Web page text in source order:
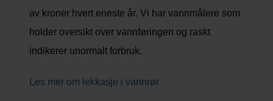
av kroner hvert eneste år. Vi har vannmålere som
holder oversikt over vannføringen og raskt
indikerer unormalt forbruk.
Les mer om lekkasje i vannrør